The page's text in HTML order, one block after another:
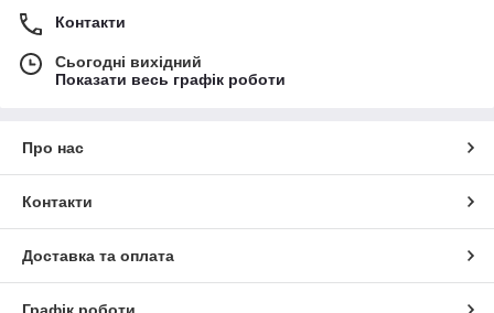
Контакти
Сьогодні вихідний
Показати весь графік роботи
Про нас
Контакти
Доставка та оплата